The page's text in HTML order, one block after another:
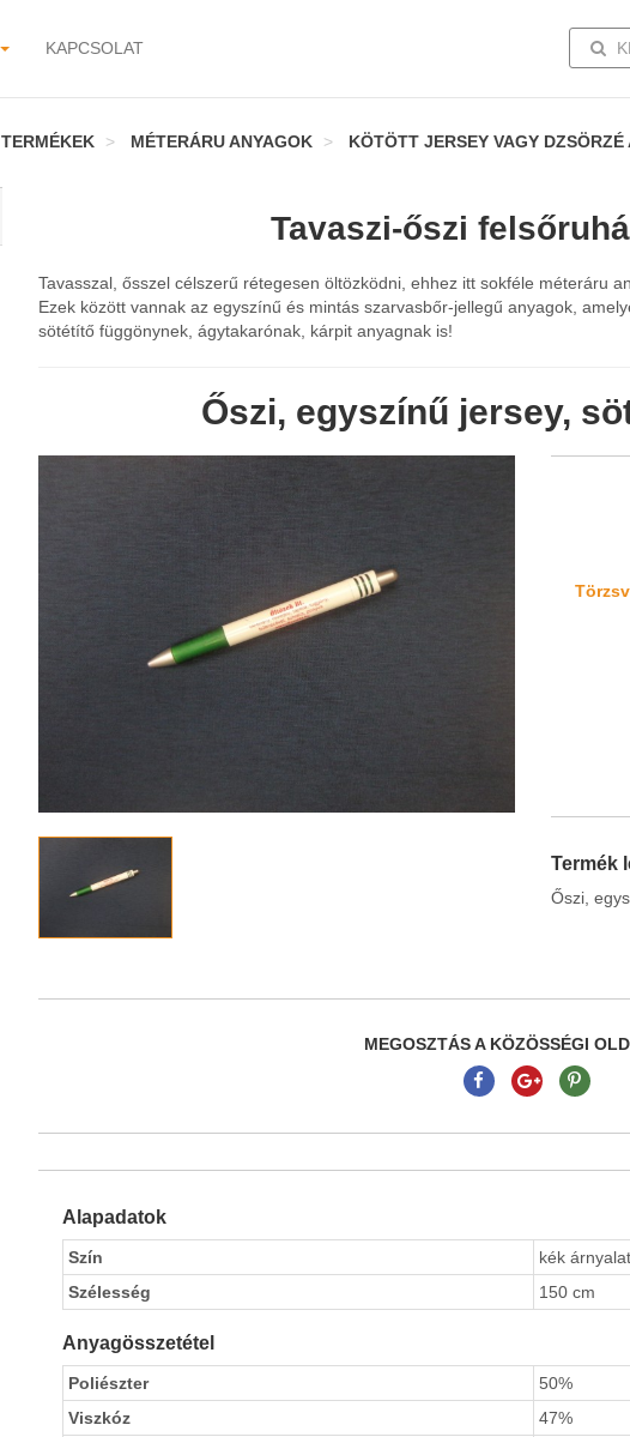
KAPCSOLAT
TERMÉKEK MÉTERÁRU ANYAGOK KÖTÖTT JERSEY VAGY DZSÖRZÉ
Tavaszi-őszi
Tavasszal, ősszel célszerű rétegesen öltözködni, ehhez itt sokféle méteráru
Ezek között vannak az egyszínű és mintás szarvasbőr-jellegű anyagok,
sötétítő függönynek, ágytakarónak, kárpit anyagnak is!
Őszi, egyszínű jersey,
Termék
Őszi,
MEGOSZTÁS A KÖZÖSSÉGI
Alapadatok
Szín
kék
Szélesség
150 cm
Anyagösszetétel
Poliészter
50%
Viszkóz
47%